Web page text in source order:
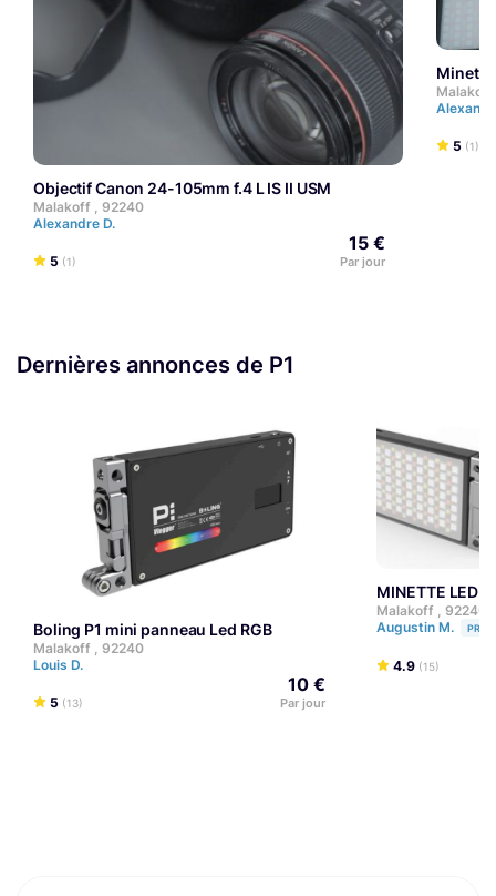
Objectif Canon 24-105mm f.4 L IS II USM
Malakoff , 92240
Alexandre D.
5 (1)
15 €
Par jour
5 (1)
Dernières annonces de P1
Boling P1 mini panneau Led RGB
Malakoff , 92240
Louis D.
5 (13)
10 €
Par jour
MINETTE LED
Malakoff , 92240
Augustin M.
PRO
4.9 (15)